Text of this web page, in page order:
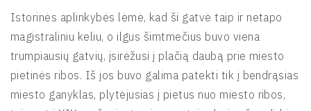
Istorinės aplinkybės lėmė, kad ši gatvė taip ir netapo
magistraliniu keliu, o ilgus šimtmečius buvo viena
trumpiausių gatvių, įsirėžusi į plačią daubą prie miesto
pietinės ribos. Iš jos buvo galima patekti tik į bendrąsias
miesto ganyklas, plytėjusias į pietus nuo miesto ribos,